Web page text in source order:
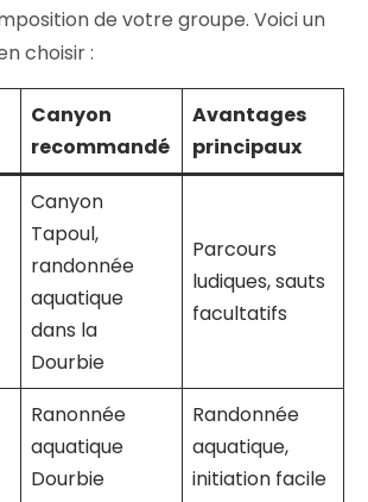
de votre groupe. Voici un
choisir :
Canyon
recommandé
Avantages
principaux
Canyon
Tapoul,
randonnée
aquatique
dans la
Dourbie
Parcours
ludiques, sauts
facultatifs
Ranonnée
aquatique
Dourbie
Randonnée
aquatique,
initiation facile